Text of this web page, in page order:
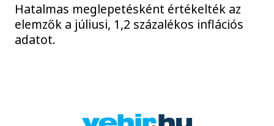
Hatalmas meglepetésként értékelték az
elemzők a júliusi, 1,2 százalékos inflációs
adatot.